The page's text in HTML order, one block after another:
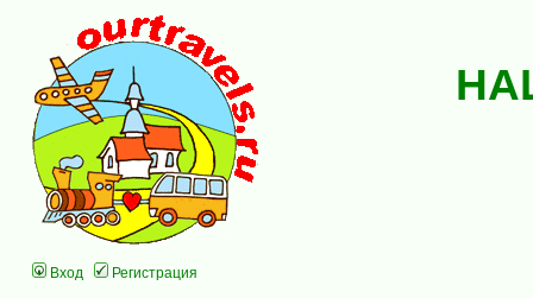
Вход Регистрация